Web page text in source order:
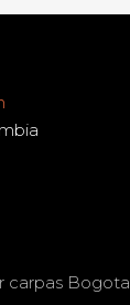
carpas Bogota